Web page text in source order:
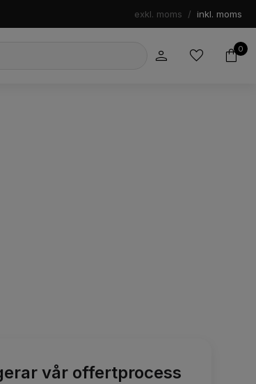
exkl. moms / inkl. moms
0
vår offertprocess